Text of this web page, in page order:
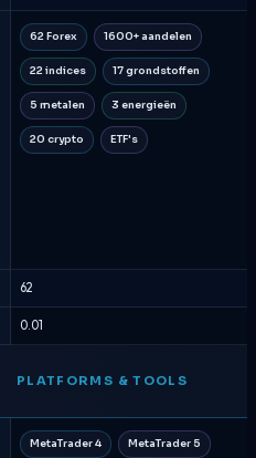
62 Forex 1600+ aandelen
22 indices 17 grondstoffen
5 metalen 3 energieën
20 crypto ETF's
62
0.01
PLATFORMS & TOOLS
MetaTrader 4 MetaTrader 5